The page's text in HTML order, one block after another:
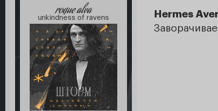
roque alva
unkindness of ravens
Hermes